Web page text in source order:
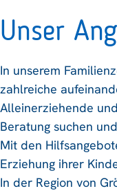
Unser
In unserem
zahlreiche
Alleinerziehende
Beratung suchen
Mit den
Erziehung ihrer
In der Region von